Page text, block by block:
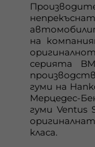
на
серията
гуми на
гуми Ventus
класа.